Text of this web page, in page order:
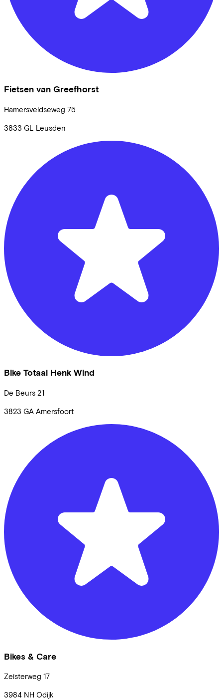
Fietsen van Greefhorst
Hamersveldseweg 75
3833 GL Leusden
Bike Totaal Henk Wind
De Beurs 21
3823 GA Amersfoort
Bikes & Care
Zeisterweg 17
3984 NH Odijk